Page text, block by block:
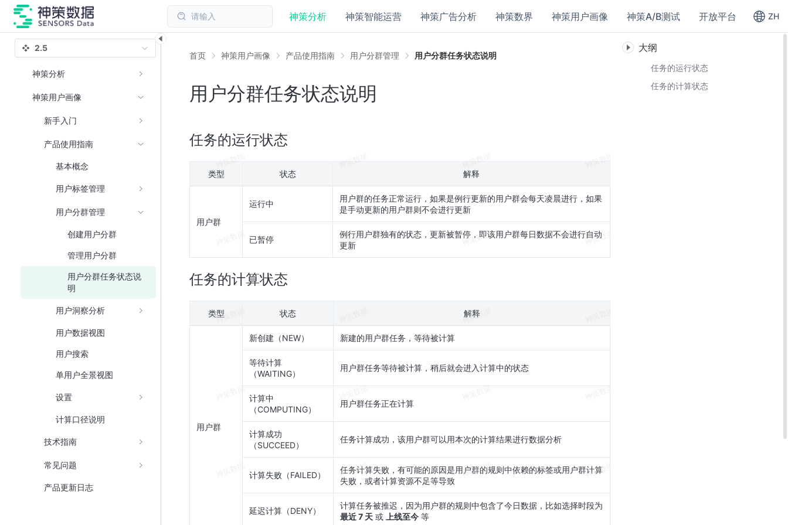
请输入 神策分析 神策智能运营 神策广告分析 神策数界 神策用户画像 神策A/B测试 开放平台 ZH
首页 神策用户画像 产品使用指南 用户分群管理 用户分群任务状态说明
用户分群任务状态说明
任务的运行状态
类型 状态 解释
用户群
运行中
用户群的任务正常运行，如果是例行更新的用户群会每天凌晨进行，如果
是手动更新的用户群则不会进行更新
已暂停
例行用户群独有的状态，更新被暂停，即该用户群每日数据不会进行自动
更新
任务的计算状态
类型 状态 解释
用户群
新创建（NEW） 新建的用户群任务，等待被计算
等待计算
（WAITING）
用户群任务等待被计算，稍后就会进入计算中的状态
计算中
（COMPUTING）
用户群任务正在计算
计算成功
（SUCCEED）
任务计算成功，该用户群可以用本次的计算结果进行数据分析
计算失败（FAILED）
任务计算失败，有可能的原因是用户群的规则中依赖的标签或用户群计算
失败，或者计算资源不足等导致
延迟计算（DENY）
计算任务被推迟，因为用户群的规则中包含了今日数据，比如选择时段为
最近 7 天 或 上线至今 等
2.5
神策分析
神策用户画像
新手入门
产品使用指南
基本概念
用户标签管理
用户分群管理
创建用户分群
管理用户分群
用户分群任务状态说
明
用户洞察分析
用户数据视图
用户搜索
单用户全景视图
设置
计算口径说明
技术指南
常见问题
产品更新日志
大纲
任务的运行状态
任务的计算状态